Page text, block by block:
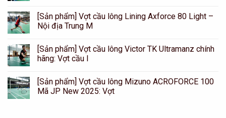
[Sản phẩm] Vợt cầu lông Lining Axforce 80 Light –
Nội địa Trung M
[Sản phẩm] Vợt cầu lông Victor TK Ultramanz chính
hãng: Vợt cầu l
[Sản phẩm] Vợt cầu lông Mizuno ACROFORCE 100
Mã JP New 2025: Vợt